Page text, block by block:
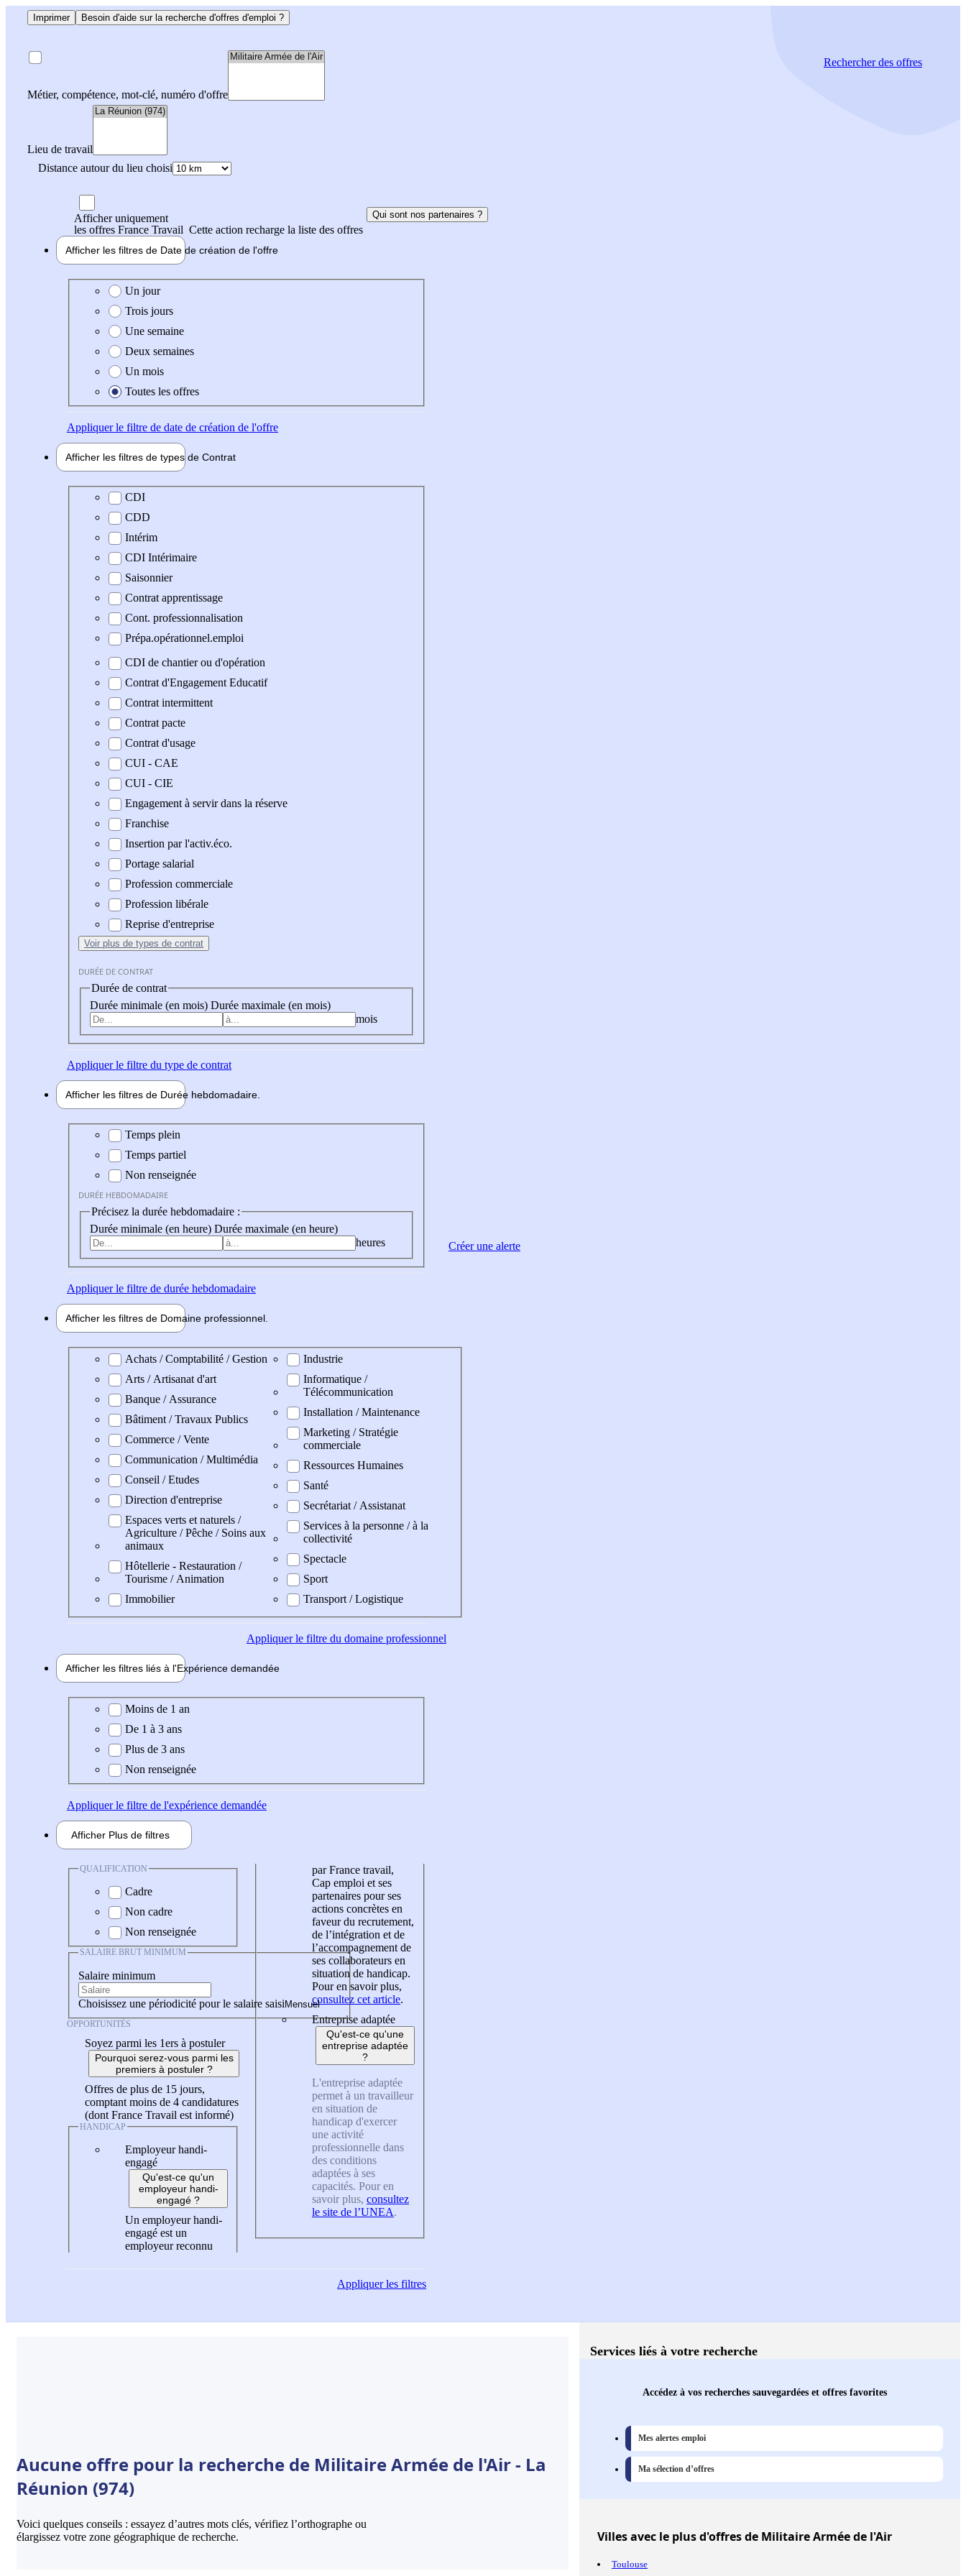
Imprimer Besoin d'aide sur la recherche d'offres d'emploi ?
Métier, compétence, mot-clé, numéro d'offre
Lieu de travail
Distance autour du lieu choisi
Rechercherdes offres
Afficher uniquement
les offres France Travail Cette action recharge la liste des offres
Qui sont nos partenaires ?
Afficher les filtres de Date de création de l'offre
Date de création de l'offre
Un jour
Trois jours
Une semaine
Deux semaines
Un mois
Toutes les offres
Appliquerle filtre de date de création de l'offre
Afficher les filtres de types de Contrat
Type de contrat
CDI
CDD
Intérim
CDI Intérimaire
Saisonnier
Contrat apprentissage
Cont. professionnalisation
Prépa.opérationnel.emploi
CDI de chantier ou d'opération
Contrat d'Engagement Educatif
Contrat intermittent
Contrat pacte
Contrat d'usage
CUI - CAE
CUI - CIE
Engagement à servir dans la réserve
Franchise
Insertion par l'activ.éco.
Portage salarial
Profession commerciale
Profession libérale
Reprise d'entreprise
Voir plus de types de contrat
DURÉE DE CONTRAT
Durée de contrat
Durée minimale (en mois) Durée maximale (en mois)
mois
Appliquerle filtre du type de contrat
Afficher les filtres de Durée hebdomadaire
Durée hebdomadaire
Temps plein
Temps partiel
Non renseignée
DURÉE HEBDOMADAIRE
Précisez la durée hebdomadaire :
Durée minimale (en heure) Durée maximale (en heure)
heures
Appliquerle filtre de durée hebdomadaire
Afficher les filtres de Domaine professionnel
Domaine professionel
Achats / Comptabilité / Gestion
Arts / Artisanat d'art
Banque / Assurance
Bâtiment / Travaux Publics
Commerce / Vente
Communication / Multimédia
Conseil / Etudes
Direction d'entreprise
Espaces verts et naturels /
Agriculture / Pêche / Soins aux
animaux
Hôtellerie - Restauration /
Tourisme / Animation
Immobilier
Industrie
Informatique /
Télécommunication
Installation / Maintenance
Marketing / Stratégie
commerciale
Ressources Humaines
Santé
Secrétariat / Assistanat
Services à la personne / à la
collectivité
Spectacle
Sport
Transport / Logistique
Appliquerle filtre du domaine professionnel
Afficher les filtres liés à l'Expérience demandée
Expérience demandée
Moins de 1 an
De 1 à 3 ans
Plus de 3 ans
Non renseignée
Appliquerle filtre de l'expérience demandée
Afficher Plus de filtres
QUALIFICATION
Cadre
Non cadre
Non renseignée
SALAIRE BRUT MINIMUM
Salaire minimum
Choisissez une périodicité pour le salaire saisi
OPPORTUNITÉS
Soyez parmi les 1ers à postuler
Pourquoi serez-vous parmi les
premiers à postuler ?
Offres de plus de 15 jours,
comptant moins de 4 candidatures
(dont France Travail est informé)
HANDICAP
Employeur handi-
engagé
Qu'est-ce qu'un
employeur handi-
engagé ?
Un employeur handi-
engagé est un
employeur reconnu
par France travail,
Cap emploi et ses
partenaires pour ses
actions concrètes en
faveur du recrutement,
de l’intégration et de
l’accompagnement de
ses collaborateurs en
situation de handicap.
Pour en savoir plus,
consultez cet article.
Entreprise adaptée
Qu'est-ce qu'une
entreprise adaptée
?
L'entreprise adaptée
permet à un travailleur
en situation de
handicap d'exercer
une activité
professionnelle dans
des conditions
adaptées à ses
capacités. Pour en
savoir plus, consultez
le site de l’UNEA.
Appliquerles filtres
Créer une alerte
Aucune offre pour la recherche de Militaire Armée de l'Air - La
Réunion (974)
Voici quelques conseils : essayez d’autres mots clés, vérifiez l’orthographe ou
élargissez votre zone géographique de recherche.
Services liés à votre recherche
Accédez à vos recherches sauvegardées et offres favorites
Mes alertes emploi
Ma sélection d’offres
Villesavec le plus d'offres de Militaire Armée de l'Air
Toulouse